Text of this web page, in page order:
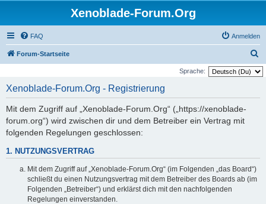
Xenoblade-Forum.Org
FAQ Anmelden
Forum-Startseite
u
Sprache:
Xenoblade-Forum.Org - Registrierung
Mit dem Zugriff auf „Xenoblade-Forum.Org“ („https://xenoblade-
forum.org“) wird zwischen dir und dem Betreiber ein Vertrag mit
folgenden Regelungen geschlossen:
1. NUTZUNGSVERTRAG
Mit dem Zugriff auf „Xenoblade-Forum.Org“ (im Folgenden „das Board“)
schließt du einen Nutzungsvertrag mit dem Betreiber des Boards ab (im
Folgenden „Betreiber“) und erklärst dich mit den nachfolgenden
Regelungen einverstanden.